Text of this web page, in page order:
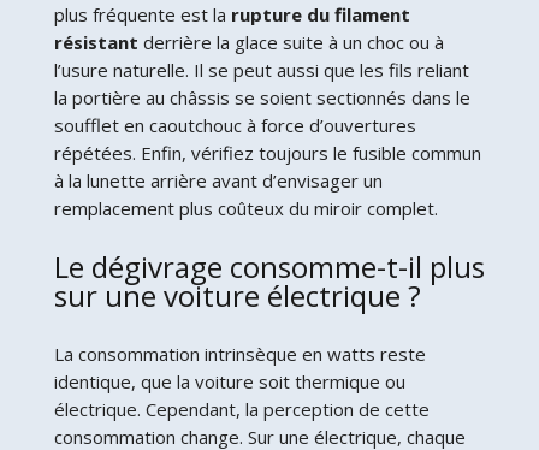
plus fréquente est la rupture du filament
résistant derrière la glace suite à un choc ou à
l’usure naturelle. Il se peut aussi que les fils reliant
la portière au châssis se soient sectionnés dans le
soufflet en caoutchouc à force d’ouvertures
répétées. Enfin, vérifiez toujours le fusible commun
à la lunette arrière avant d’envisager un
remplacement plus coûteux du miroir complet.
Le dégivrage consomme-t-il plus
sur une voiture électrique ?
La consommation intrinsèque en watts reste
identique, que la voiture soit thermique ou
électrique. Cependant, la perception de cette
consommation change. Sur une électrique, chaque